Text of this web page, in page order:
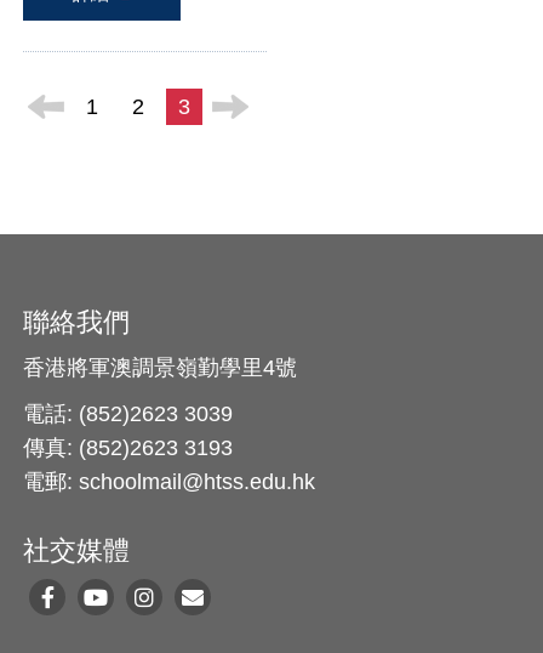
1 2 3
聯絡我們
香港將軍澳調景嶺勤學里4號
電話: (852)2623 3039
傳真: (852)2623 3193
電郵: schoolmail@htss.edu.hk
社交媒體